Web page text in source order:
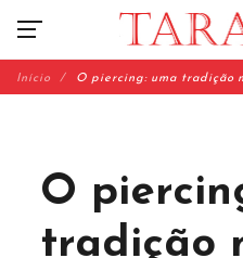
Início O piercing: uma tradição
O
tradição